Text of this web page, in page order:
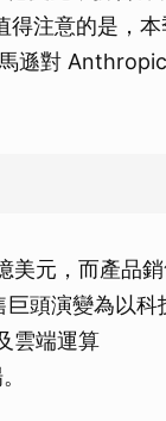
得注意的是，本
遜對 Anthropic
美元，而產品銷
頭演變為以科
雲端運算